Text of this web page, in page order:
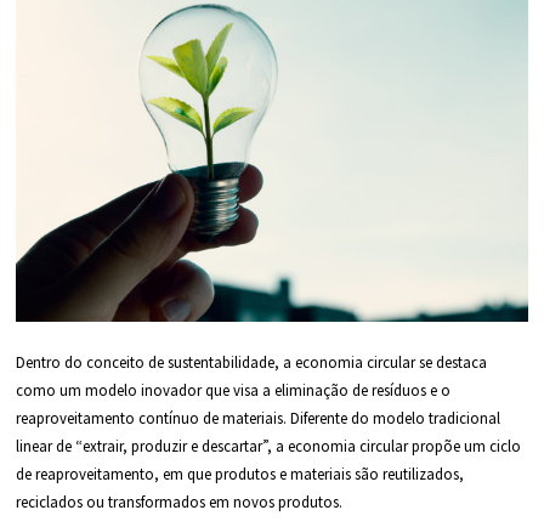
Dentro do conceito de sustentabilidade, a economia circular se destaca
como um modelo inovador que visa a eliminação de resíduos e o
reaproveitamento contínuo de materiais. Diferente do modelo tradicional
linear de “extrair, produzir e descartar”, a economia circular propõe um ciclo
de reaproveitamento, em que produtos e materiais são reutilizados,
reciclados ou transformados em novos produtos.